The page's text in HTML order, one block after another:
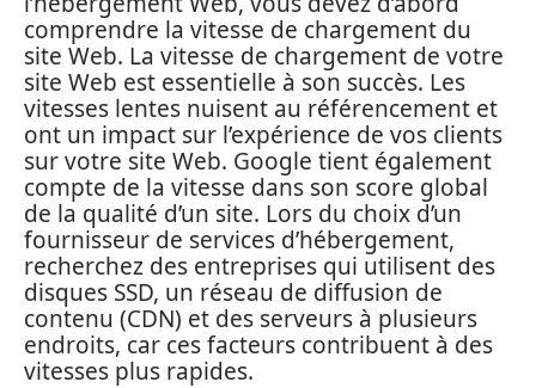
comprendre la vitesse de chargement du
site Web. La vitesse de chargement de votre
site Web est essentielle à son succès. Les
vitesses lentes nuisent au référencement et
ont un impact sur l’expérience de vos clients
sur votre site Web. Google tient également
compte de la vitesse dans son score global
de la qualité d’un site. Lors du choix d’un
fournisseur de services d’hébergement,
recherchez des entreprises qui utilisent des
disques SSD, un réseau de diffusion de
contenu (CDN) et des serveurs à plusieurs
endroits, car ces facteurs contribuent à des
vitesses plus rapides.